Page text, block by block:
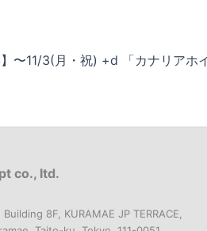
co., ltd.
8F, KURAMAE JP TERRACE,